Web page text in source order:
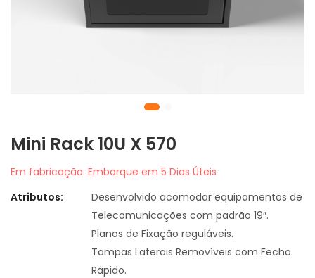
Mini Rack 10U X 570
Em fabricação: Embarque em 5 Dias Úteis
Atributos:
Desenvolvido acomodar equipamentos de
Telecomunicações com padrão 19″.
Planos de Fixação reguláveis.
Tampas Laterais Removíveis com Fecho
Rápido.